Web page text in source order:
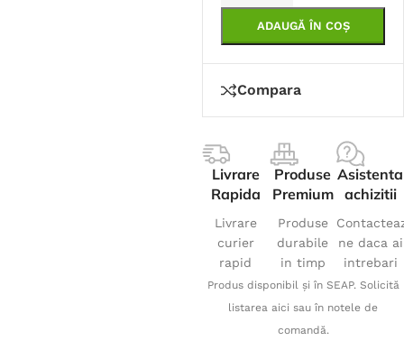
ADAUGĂ ÎN COȘ
Compara
Livrare
Rapida
Livrare
curier
rapid
Produse
Premium
Produse
durabile
in timp
Asistenta
achizitii
ne daca ai
intrebari
Produs disponibil și în SEAP. Solicită
listarea aici sau în notele de
comandă.